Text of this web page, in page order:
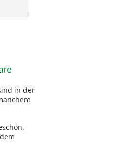
in der